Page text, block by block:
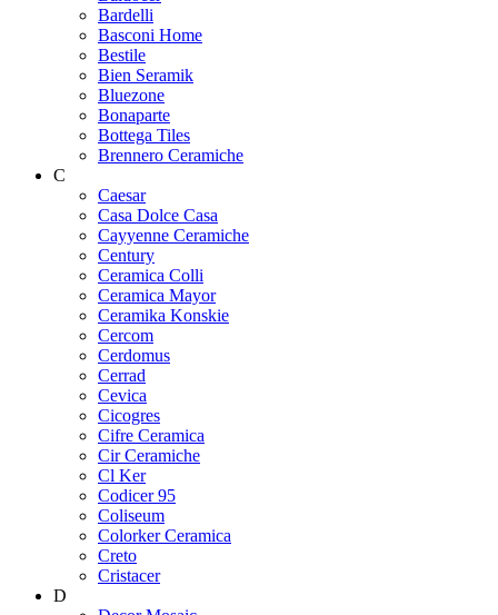
Bardelli
Basconi Home
Bestile
Bien Seramik
Bluezone
Bonaparte
Bottega Tiles
Brennero Ceramiche
C
Caesar
Casa Dolce Casa
Cayyenne Ceramiche
Century
Ceramica Colli
Ceramica Mayor
Ceramika Konskie
Cercom
Cerdomus
Cerrad
Cevica
Cicogres
Cifre Ceramica
Cir Ceramiche
Cl Ker
Codicer 95
Coliseum
Colorker Ceramica
Creto
Cristacer
D